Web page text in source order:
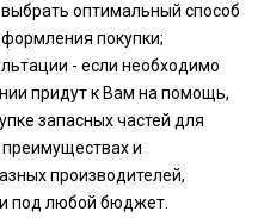
оптимальный способ
покупки;
- если необходимо
придут к Вам на помощь,
запасных частей для
и
производителей,
под любой бюджет.